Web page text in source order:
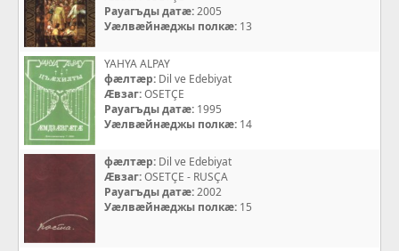
Рауагъды датæ:2005
Уæлвæйнæджы полкæ: 13
YAHYA ALPAY
фæлтæр: Dil ve Edebiyat
Æвзаг:OSETÇE
Рауагъды датæ: 1995
Уæлвæйнæджы полкæ: 14
фæлтæр: Dil ve Edebiyat
Æвзаг:OSETÇE - RUSÇA
Рауагъды датæ:2002
Уæлвæйнæджы полкæ: 15